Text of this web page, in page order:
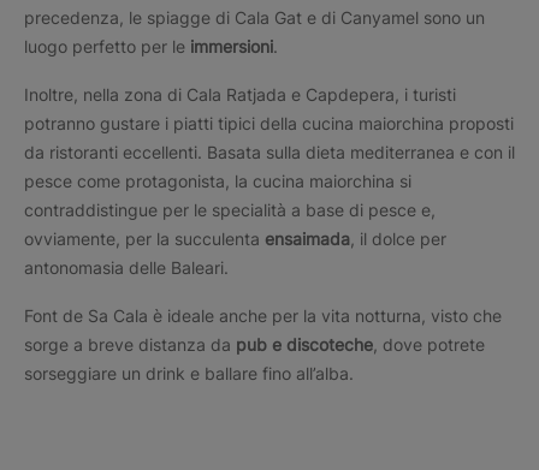
precedenza, le spiagge di Cala Gat e di Canyamel sono un
luogo perfetto per le immersioni.
Inoltre, nella zona di Cala Ratjada e Capdepera, i turisti
potranno gustare i piatti tipici della cucina maiorchina proposti
da ristoranti eccellenti. Basata sulla dieta mediterranea e con il
pesce come protagonista, la cucina maiorchina si
contraddistingue per le specialità a base di pesce e,
ovviamente, per la succulenta ensaimada , il dolce per
antonomasia delle Baleari.
Font de Sa Cala è ideale anche per la vita notturna, visto che
sorge a breve distanza da pub e discoteche , dove potrete
sorseggiare un drink e ballare fino all’alba.